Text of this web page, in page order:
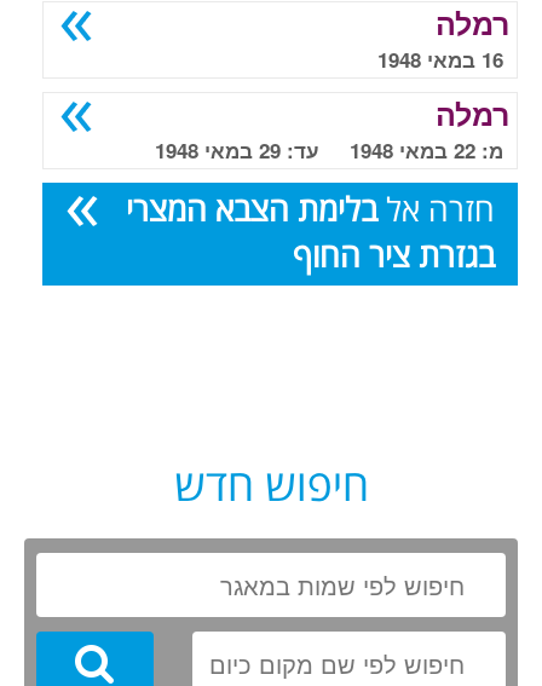
רמלה
16 במאי 1948
רמלה
מ: 22 במאי 1948 עד: 29 במאי 1948
חזרה אלבלימת הצבא המצרי
בגזרת ציר החוף
חיפוש חדש